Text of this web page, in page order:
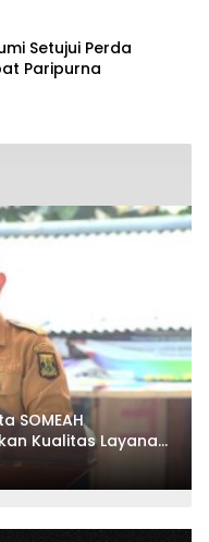
Setujui Perda
Paripurna
SOMEAH
Kualitas Layanan